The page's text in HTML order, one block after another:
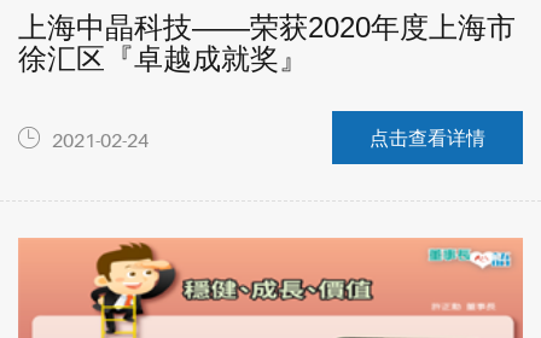
上海中晶科技——荣获2020年度上海市
徐汇区『卓越成就奖』
2021-02-24 点击查看详情